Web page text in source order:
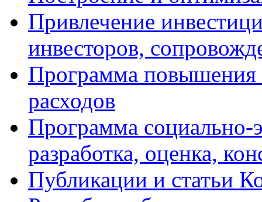
Привлечение
инвесторов,
Программа
расходов
Программа социально-
разработка, оценка,
Публикации и статьи